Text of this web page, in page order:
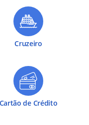
Cruzeiro
Cartão de Crédito